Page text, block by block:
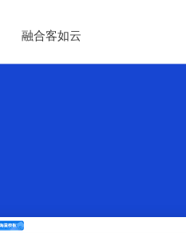
融合客如云